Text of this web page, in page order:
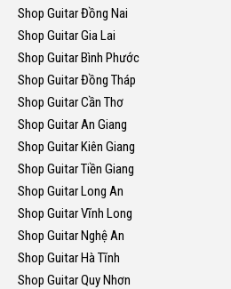
Shop Guitar Đồng Nai
Shop Guitar Gia Lai
Shop Guitar Bình Phước
Shop Guitar Đồng Tháp
Shop Guitar Cần Thơ
Shop Guitar An Giang
Shop Guitar Kiên Giang
Shop Guitar Tiền Giang
Shop Guitar Long An
Shop Guitar Vĩnh Long
Shop Guitar Nghệ An
Shop Guitar Hà Tĩnh
Shop Guitar Quy Nhơn